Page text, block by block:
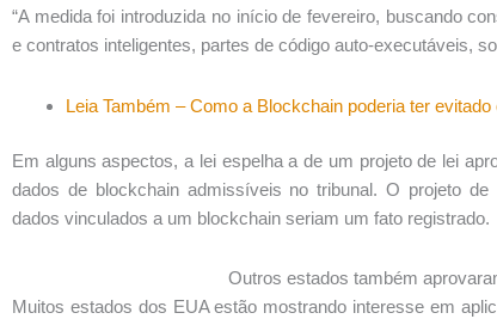
“A medida foi introduzida no início de fevereiro, buscando
e contratos inteligentes, partes de código auto-executáveis,
Leia Também – Como a Blockchain poderia ter
Em alguns aspectos, a lei espelha a de um projeto de lei
dados de blockchain admissíveis no tribunal. O projeto
dados vinculados a um blockchain seriam um fato registrado.
Outros estados também
Muitos estados dos EUA estão mostrando interesse em